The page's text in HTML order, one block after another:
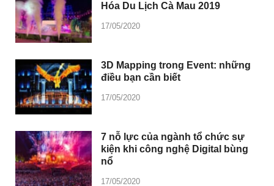
Hóa Du Lịch Cà Mau 2019
17/05/2020
3D Mapping trong Event: những
điều bạn cần biết
17/05/2020
7 nỗ lực của ngành tổ chức sự
kiện khi công nghệ Digital bùng
nổ
17/05/2020